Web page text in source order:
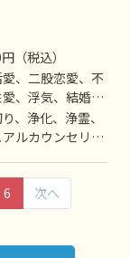
（税込）
、二股恋愛、不
、浮気、結婚、
、親子、育児、
、適職、経営、
銭、動物、失せ
、浄化、浄霊、
ルカウンセリン
命、数秘術、
6 次へ